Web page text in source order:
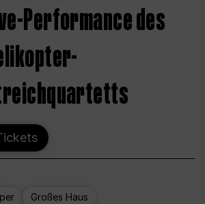
Performance des
Großes Haus